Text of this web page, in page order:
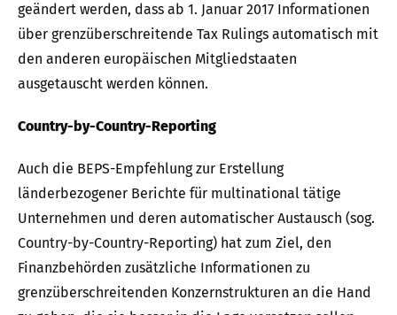
geändert werden, dass ab 1. Januar 2017 Informationen
über grenzüberschreitende Tax Rulings automatisch mit
den anderen europäischen Mitgliedstaaten
ausgetauscht werden können.
Country-by-Country-Reporting
Auch die BEPS-Empfehlung zur Erstellung
länderbezogener Berichte für multinational tätige
Unternehmen und deren automatischer Austausch (sog.
Country-by-Country-Reporting) hat zum Ziel, den
Finanzbehörden zusätzliche Informationen zu
grenzüberschreitenden Konzernstrukturen an die Hand